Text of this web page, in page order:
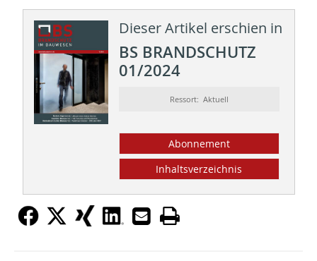
Dieser Artikel erschien in
BS BRANDSCHUTZ
01/2024
Ressort: Aktuell
Abonnement
Inhaltsverzeichnis